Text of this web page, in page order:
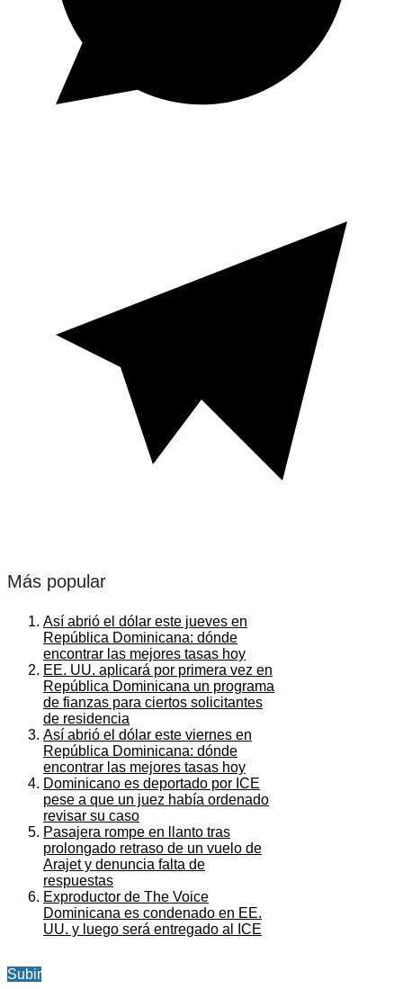
Más popular
Así abrió el dólar este jueves en
República Dominicana: dónde
encontrar las mejores tasas hoy
EE. UU. aplicará por primera vez en
República Dominicana un programa
de fianzas para ciertos solicitantes
de residencia
Así abrió el dólar este viernes en
República Dominicana: dónde
encontrar las mejores tasas hoy
Dominicano es deportado por ICE
pese a que un juez había ordenado
revisar su caso
Pasajera rompe en llanto tras
prolongado retraso de un vuelo de
Arajet y denuncia falta de
respuestas
Exproductor de The Voice
Dominicana es condenado en EE.
UU. y luego será entregado al ICE
Subir